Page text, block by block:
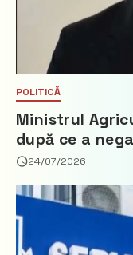
POLITICĂ
Ministrul
după ce a
Partidul
24/07/2026